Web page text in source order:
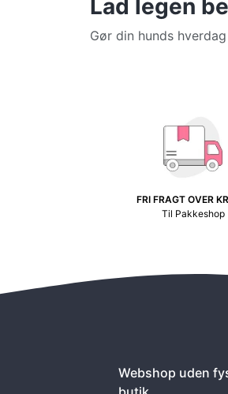
Lad legen
Gør din hunds
FRI FRAGT OVER
Til Pakkeshop
Webshop uden